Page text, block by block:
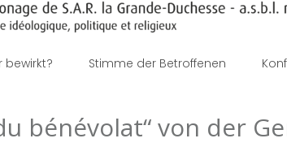
bewirkt? Stimme der Betroffenen
bénévolat“ von der